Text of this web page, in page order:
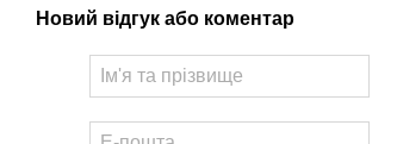
Новий відгук або коментар